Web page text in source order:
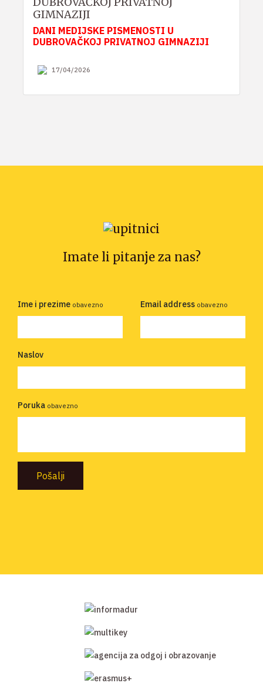
GIMNAZIJI
DANI MEDIJSKE PISMENOSTI U
DUBROVAČKOJ PRIVATNOJ GIMNAZIJI
17/04/2026
Imate li pitanje za nas?
Ime i prezime obavezno Email address obavezno
Naslov
Poruka obavezno
Pošalji